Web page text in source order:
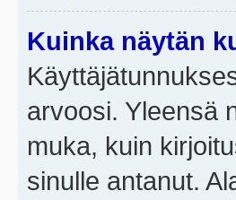
Kuinka näytän
arvoosi. Yleensä
muka, kuin
sinulle antanut.